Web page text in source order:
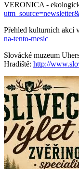
VERONICA -
Přehled kulturních akcí
na-tento-mesic
Slovácké muzeum
Hradiště: http://